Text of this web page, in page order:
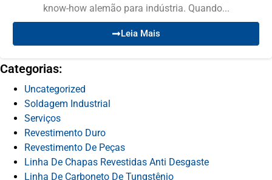
know-how alemão para indústria. Quando...
Leia Mais
Categorias:
Uncategorized
Soldagem Industrial
Serviços
Revestimento Duro
Revestimento De Peças
Linha De Chapas Revestidas Anti Desgaste
Linha De Carboneto De Tungstênio